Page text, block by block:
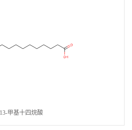
13-甲基十四烷酸